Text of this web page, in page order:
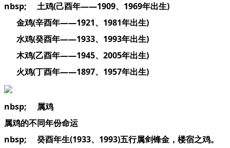
nbsp; 土鸡(己酉年——1909、1969年出生)
金鸡(辛酉年——1921、1981年出生)
水鸡(癸酉年——1933、1993年出生)
木鸡(乙酉年——1945、2005年出生)
火鸡(丁酉年——1897、1957年出生)
nbsp; 属鸡
属鸡的不同年份命运
nbsp; 癸酉年生(1933、1993)五行属剑锋金，楼宿之鸡。